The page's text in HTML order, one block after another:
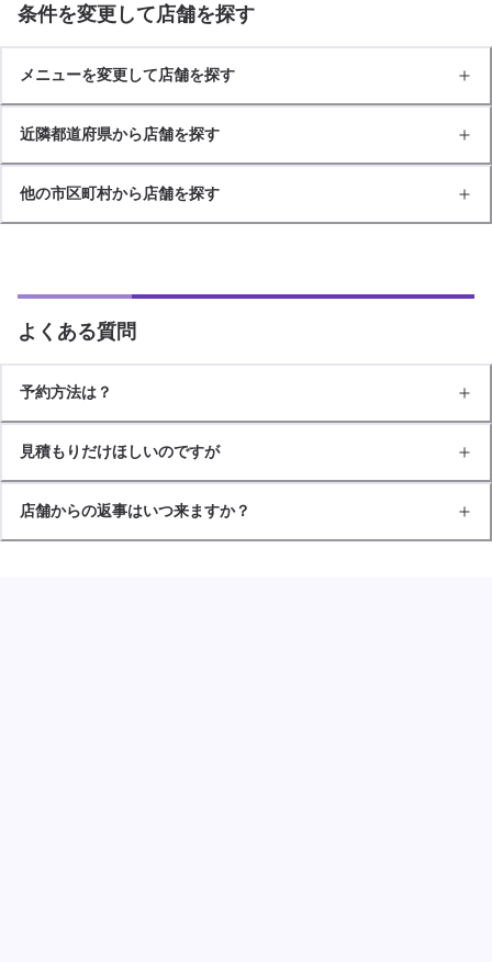
条件を変更して店舗を探す
メニューを変更して店舗を探す
近隣都道府県から店舗を探す
他の市区町村から店舗を探す
よくある質問
予約方法は？
見積もりだけほしいのですが
店舗からの返事はいつ来ますか？